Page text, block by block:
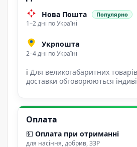
Нова Пошта Популярно
1–2 дні по Україні
Укрпошта
2–4 дні по Україні
ℹ Для великогабаритних
доставки обговорюються
Оплата
💵 Оплата при отриманні
для насіння, добрив, ЗЗР